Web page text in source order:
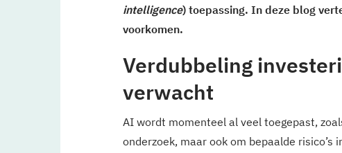
intelligence) toepassing. In deze blog
voorkomen.
Verdubbeling
verwacht
AI wordt momenteel al veel toegepast,
onderzoek, maar ook om bepaalde